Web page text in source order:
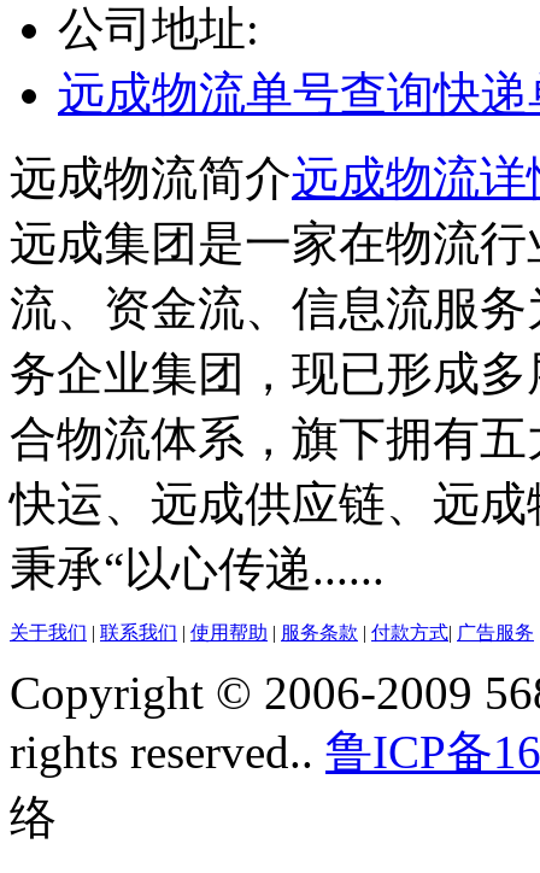
公司地址:
远成物流单号查询快递
远成物流简介远成物流详
远成集团是一家在物流
流、资金流、信息流服
务企业集团，现已形成
合物流体系，旗下拥有
快运、远成供应链、远
秉承“以心传递......
关于我们 | 联系我们 | 使用帮助 | 服务条款 | 付款方式| 广告服务
Copyright © 2006-2009
rights reserved.. 鲁ICP备
络